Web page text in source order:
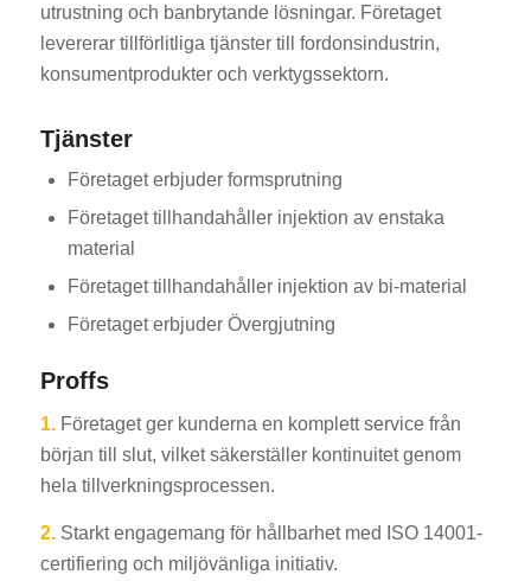
utrustning och banbrytande lösningar. Företaget
levererar tillförlitliga tjänster till fordonsindustrin,
konsumentprodukter och verktygssektorn.
Tjänster
Företaget erbjuder formsprutning
Företaget tillhandahåller injektion av enstaka
material
Företaget tillhandahåller injektion av bi-material
Företaget erbjuder Övergjutning
Proffs
1.Företaget ger kunderna en komplett service från
början till slut, vilket säkerställer kontinuitet genom
hela tillverkningsprocessen.
2.Starkt engagemang för hållbarhet med ISO 14001-
certifiering och miljövänliga initiativ.